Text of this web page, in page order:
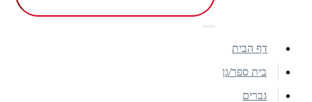
דף הבית
בית ספר/גן
גברים